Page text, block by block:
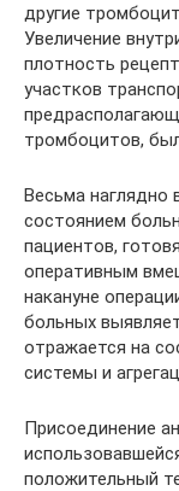
другие
Увеличение
плотность
участков
тромбоцитов,
Весьма наглядно
состоянием
пациентов,
оперативным
накануне
больных
отражается на
системы и
Присоединение
положительный